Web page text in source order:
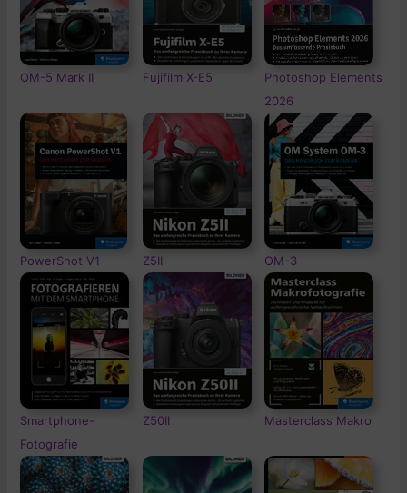
OM-5 Mark II Fujifilm X-E5
Photoshop Elements
2026
PowerShot V1 Z5II OM-3
Smartphone-
Fotografie
Z50II Masterclass Makro